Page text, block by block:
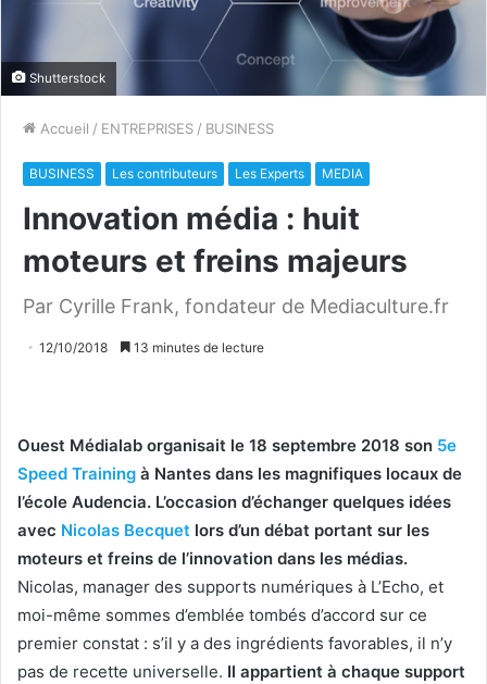
Shutterstock
Accueil / ENTREPRISES / BUSINESS
BUSINESS Les contributeurs Les Experts MEDIA
Innovation média : huit
moteurs et freins majeurs
Par Cyrille Frank, fondateur de Mediaculture.fr
12/10/2018 13 minutes de lecture
Ouest Médialab organisait le 18 septembre 2018 son 5e
Speed Training à Nantes dans les magnifiques locaux de
l’école Audencia. L’occasion d’échanger quelques idées
avec Nicolas Becquet lors d’un débat portant sur les
moteurs et freins de l’innovation dans les médias.
Nicolas, manager des supports numériques à L’Echo, et
moi-même sommes d’emblée tombés d’accord sur ce
premier constat : s’il y a des ingrédients favorables, il n’y
pas de recette universelle. Il appartient à chaque support